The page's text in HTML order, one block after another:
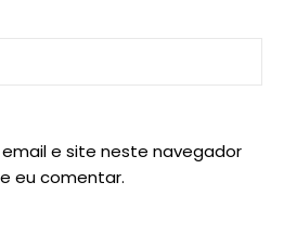
e site neste navegador
eu comentar.